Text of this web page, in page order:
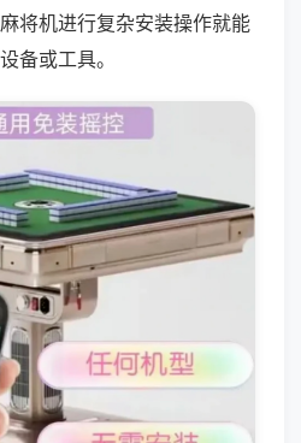
将机进行复杂安装操作就能
备或工具。